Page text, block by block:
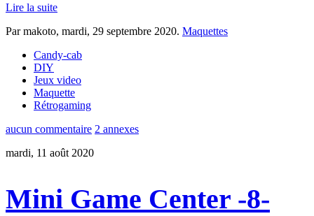
Lire la suite
Par makoto, mardi, 29 septembre 2020. Maquettes
Candy-cab
DIY
Jeux video
Maquette
Rétrogaming
aucun commentaire 2 annexes
mardi, 11 août 2020
Mini Game Center -8-